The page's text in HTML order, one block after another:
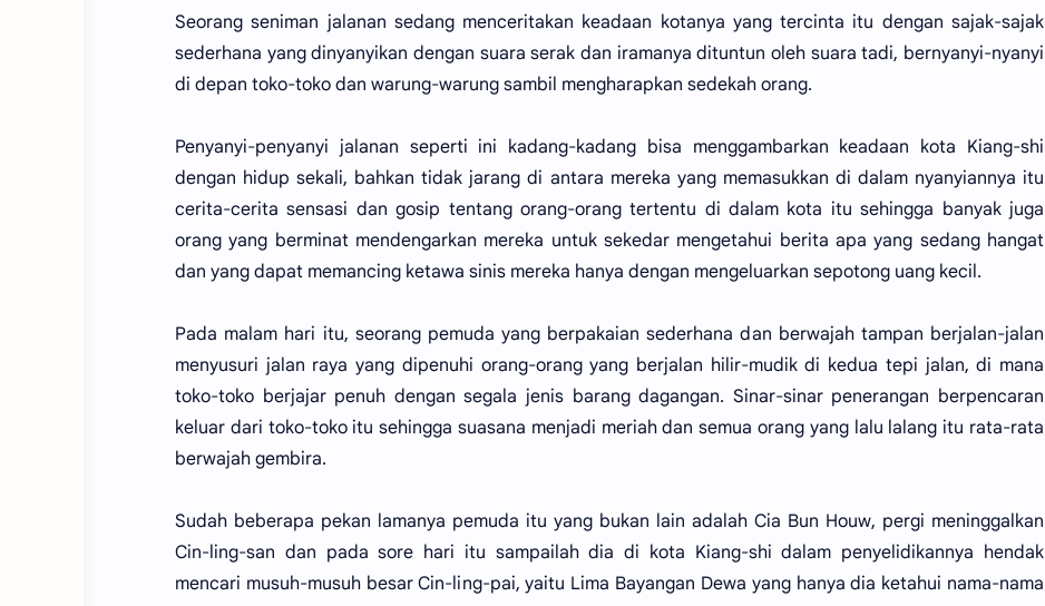
Seorang seniman jalanan sedang menceritakan keadaan kotanya yang tercinta itu dengan sajak-sajak
sederhana yang dinyanyikan dengan suara serak dan iramanya dituntun oleh suara tadi, bernyanyi-nyanyi
di depan toko-toko dan warung-warung sambil mengharapkan sedekah orang.
Penyanyi-penyanyi jalanan seperti ini kadang-kadang bisa menggambarkan keadaan kota Kiang-shi
dengan hidup sekali, bahkan tidak jarang di antara mereka yang memasukkan di dalam nyanyiannya itu
cerita-cerita sensasi dan gosip tentang orang-orang tertentu di dalam kota itu sehingga banyak juga
orang yang berminat mendengarkan mereka untuk sekedar mengetahui berita apa yang sedang hangat
dan yang dapat memancing ketawa sinis mereka hanya dengan mengeluarkan sepotong uang kecil.
Pada malam hari itu, seorang pemuda yang berpakaian sederhana dan berwajah tampan berjalan-jalan
menyusuri jalan raya yang dipenuhi orang-orang yang berjalan hilir-mudik di kedua tepi jalan, di mana
toko-toko berjajar penuh dengan segala jenis barang dagangan. Sinar-sinar penerangan berpencaran
keluar dari toko-toko itu sehingga suasana menjadi meriah dan semua orang yang lalu lalang itu rata-rata
berwajah gembira.
Sudah beberapa pekan lamanya pemuda itu yang bukan lain adalah Cia Bun Houw, pergi meninggalkan
Cin-ling-san dan pada sore hari itu sampailah dia di kota Kiang-shi dalam penyelidikannya hendak
mencari musuh-musuh besar Cin-ling-pai, yaitu Lima Bayangan Dewa yang hanya dia ketahui nama-nama